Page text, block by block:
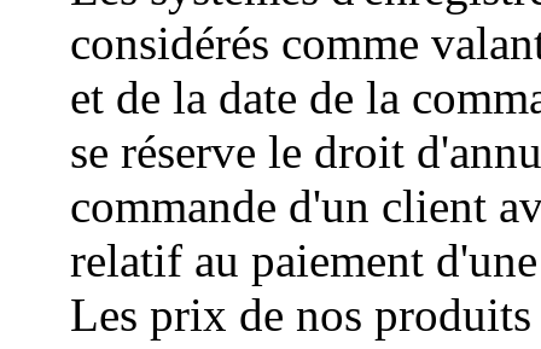
considérés comme
et de la date de la
se réserve le droit
commande d'un client
relatif au paiement
Les prix de nos